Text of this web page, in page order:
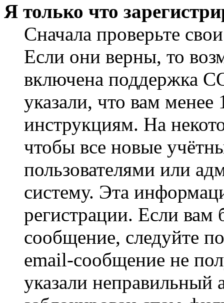
Я только что
Сначала проверьте
Если они верны, то
включена поддержка
указали, что вам
инструкциям. На
чтобы все новые
пользователями или
систему. Эта
регистрации. Если
сообщение, следуйте
email-сообщение не
указали неправильный